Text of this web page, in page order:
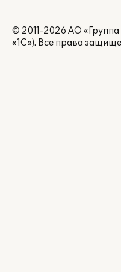
© 2011-2026 АО
«1С»). Все права